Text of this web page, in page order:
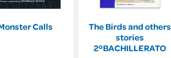
Calls
The Birds and others
stories
2ºBACHILLERATO